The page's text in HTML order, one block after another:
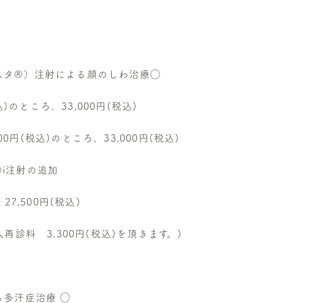
タ®︎）注射による顔のしわ治療◯
ところ、33,000円(税込)
円(税込)のところ、33,000円(税込)
i注射の追加
27,500円(税込)
再診料 3,300円(税込)を頂きます。)
多汗症治療 ◯